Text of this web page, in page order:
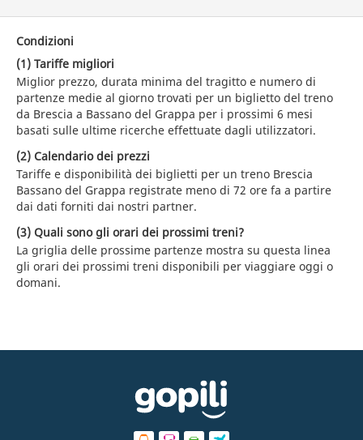
Condizioni
(1) Tariffe migliori
Miglior prezzo, durata minima del tragitto e numero di
partenze medie al giorno trovati per un biglietto del treno
da Brescia a Bassano del Grappa per i prossimi 6 mesi
basati sulle ultime ricerche effettuate dagli utilizzatori.
(2) Calendario dei prezzi
Tariffe e disponibilità dei biglietti per un treno Brescia
Bassano del Grappa registrate meno di 72 ore fa a partire
dai dati forniti dai nostri partner.
(3) Quali sono gli orari dei prossimi treni?
La griglia delle prossime partenze mostra su questa linea
gli orari dei prossimi treni disponibili per viaggiare oggi o
domani.